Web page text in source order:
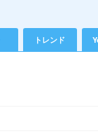
トレンド